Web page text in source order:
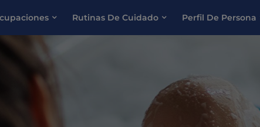
Rutinas De Cuidado Perfil De Persona